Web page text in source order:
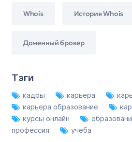
Whois История Whois
Доменный брокер
Тэги
кадры карьера
карьера образование
курсы онлайн
профессия
учеба